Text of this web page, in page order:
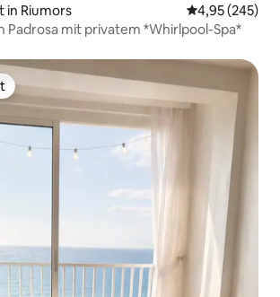
Riumors
4,95 (245)
Padrosa mit privatem *Whirlpool-Spa*
Favorit.